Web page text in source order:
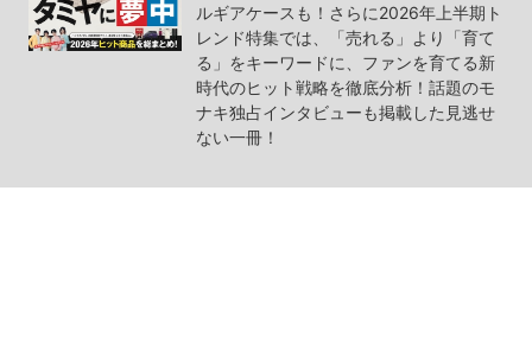
ルギアケースも！さらに2026年上半期ト
レンド特集では、「売れる」より「育て
る」をキーワードに、ファンを育てる新
時代のヒット戦略を徹底分析！話題のモ
ナキ独占インタビューも掲載した見逃せ
ない一冊！